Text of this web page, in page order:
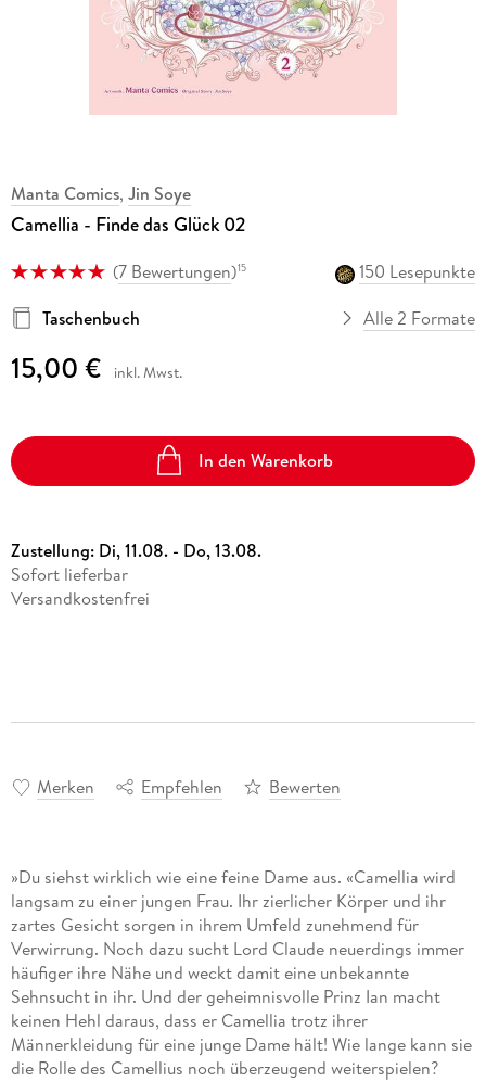
Manta Comics, Jin Soye
Camellia - Finde das Glück 02
(7 Bewertungen)15
150 Lesepunkte
Taschenbuch
Alle 2 Formate
15,00 € inkl. Mwst.
In den Warenkorb
Zustellung: Di, 11.08. - Do, 13.08.
Sofort lieferbar
Versandkostenfrei
Merken Empfehlen Bewerten
»Du siehst wirklich wie eine feine Dame aus. «Camellia wird
langsam zu einer jungen Frau. Ihr zierlicher Körper und ihr
zartes Gesicht sorgen in ihrem Umfeld zunehmend für
Verwirrung. Noch dazu sucht Lord Claude neuerdings immer
häufiger ihre Nähe und weckt damit eine unbekannte
Sehnsucht in ihr. Und der geheimnisvolle Prinz Ian macht
keinen Hehl daraus, dass er Camellia trotz ihrer
Männerkleidung für eine junge Dame hält! Wie lange kann sie
die Rolle des Camellius noch überzeugend weiterspielen?